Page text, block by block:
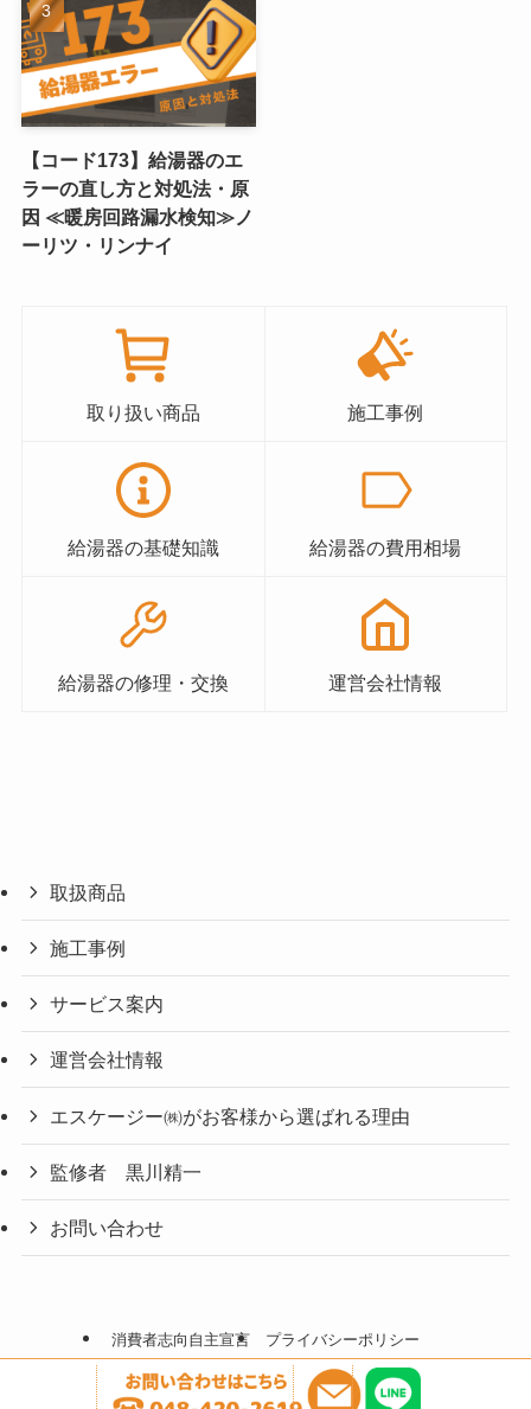
【コード173】給湯器のエ
ラーの直し方と対処法・原
因 ≪暖房回路漏水検知≫ノ
ーリツ・リンナイ
取り扱い商品 施工事例
給湯器の基礎知識 給湯器の費用相場
給湯器の修理・交換 運営会社情報
取扱商品
施工事例
サービス案内
運営会社情報
エスケージー㈱がお客様から選ばれる理由
監修者 黒川精一
お問い合わせ
消費者志向自主宣言 プライバシーポリシー
埼玉県でガス給湯器の交換・故障・修理のSKG㈱～即日交換・格安対応可